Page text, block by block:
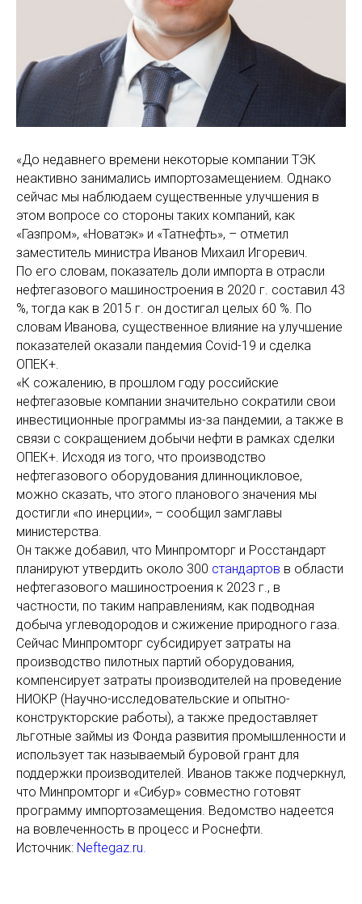
«До недавнего времени некоторые компании ТЭК
неактивно занимались импортозамещением. Однако
сейчас мы наблюдаем существенные улучшения в
этом вопросе со стороны таких компаний, как
«Газпром», «Новатэк» и «Татнефть», – отметил
заместитель министра Иванов Михаил Игоревич.
По его словам, показатель доли импорта в отрасли
нефтегазового машиностроения в 2020 г. составил 43
%, тогда как в 2015 г. он достигал целых 60 %. По
словам Иванова, существенное влияние на улучшение
показателей оказали пандемия Covid-19 и сделка
ОПЕК+.
«К сожалению, в прошлом году российские
нефтегазовые компании значительно сократили свои
инвестиционные программы из-за пандемии, а также в
связи с сокращением добычи нефти в рамках сделки
ОПЕК+. Исходя из того, что производство
нефтегазового оборудования длинноцикловое,
можно сказать, что этого планового значения мы
достигли «по инерции», – сообщил замглавы
министерства.
Он также добавил, что Минпромторг и Росстандарт
планируют утвердить около 300 стандартов в области
нефтегазового машиностроения к 2023 г., в
частности, по таким направлениям, как подводная
добыча углеводородов и сжижение природного газа.
Сейчас Минпромторг субсидирует затраты на
производство пилотных партий оборудования,
компенсирует затраты производителей на проведение
НИОКР (Научно-исследовательские и опытно-
конструкторские работы), а также предоставляет
льготные займы из Фонда развития промышленности и
использует так называемый буровой грант для
поддержки производителей. Иванов также подчеркнул,
что Минпромторг и «Сибур» совместно готовят
программу импортозамещения. Ведомство надеется
на вовлеченность в процесс и Роснефти.
Источник: Neftegaz.ru.